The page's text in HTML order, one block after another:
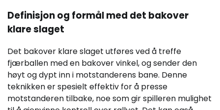
Definisjon og formål med det bakover
klare slaget
Det bakover klare slaget utføres ved å treffe
fjærballen med en bakover vinkel, og sender den
høyt og dypt inn i motstanderens bane. Denne
teknikken er spesielt effektiv for å presse
motstanderen tilbake, noe som gir spilleren mulighet